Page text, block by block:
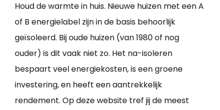
Houd de warmte in huis. Nieuwe huizen met een A
of B energielabel zijn in de basis behoorlijk
geïsoleerd. Bij oude huizen (van 1980 of nog
ouder) is dit vaak niet zo. Het na-isoleren
bespaart veel energiekosten, is een groene
investering, en heeft een aantrekkelijk
rendement. Op deze website tref jij de meest